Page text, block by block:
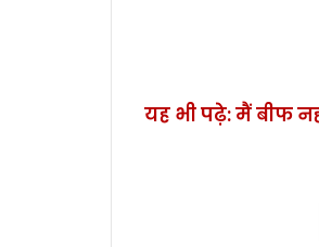
यह भी पढ़े: मैं बीफ